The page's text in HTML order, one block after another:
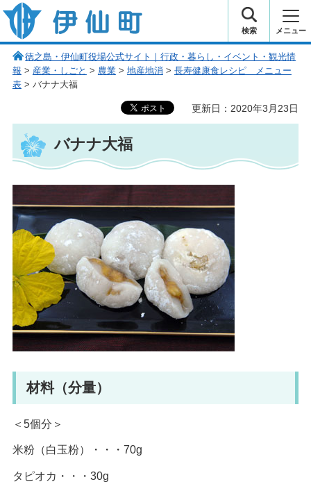
伊仙町 健康・長寿と子宝の町
検索 メニュー
徳之島・伊仙町役場公式サイト｜行政・暮らし・イベント・観光情
報 > 産業・しごと > 農業> 地産地消 > 長寿健康食レシピ メニュー
表> バナナ大福
更新日：2020年3月23日
バナナ大福
材料（分量）
＜5個分＞
米粉（白玉粉）・・・70g
タピオカ・・・30g